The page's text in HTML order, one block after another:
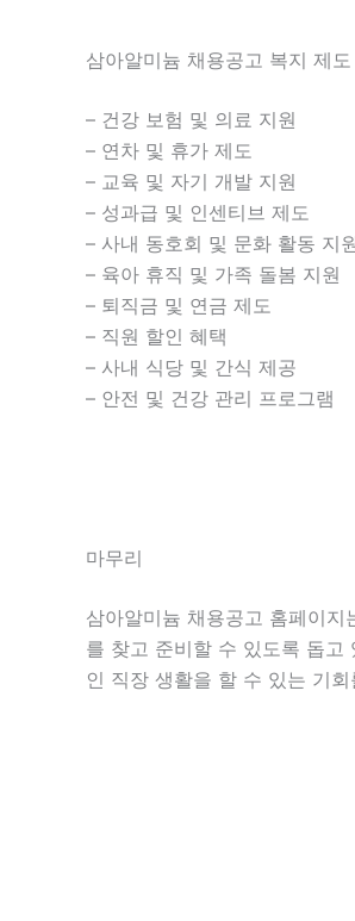
삼아알미늄 채용공고 복지 제도
– 건강 보험 및 의료 지원
– 연차 및 휴가 제도
– 교육 및 자기 개발 지원
– 성과급 및 인센티브 제도
– 사내 동호회 및 문화 활동 지
– 육아 휴직 및 가족 돌봄 지원
– 퇴직금 및 연금 제도
– 직원 할인 혜택
– 사내 식당 및 간식 제공
– 안전 및 건강 관리 프로그램
마무리
삼아알미늄 채용공고 홈페이
를 찾고 준비할 수 있도록 돕고
인 직장 생활을 할 수 있는 기